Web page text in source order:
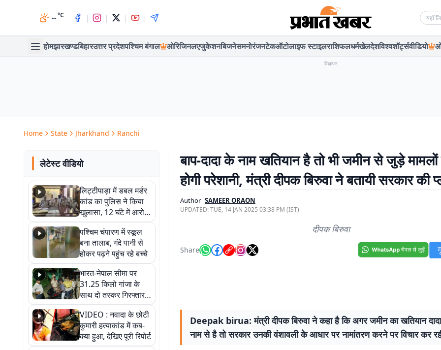
--°C | | | |
होमझारखण्डबिहारउत्तर प्रदेशपश्चिम बंगाल ओरिजिनलएजुकेशनबिजनेसमनोरंजनटेकऑटोलाइफ स्टाइलराशिफलधर्मखेलदेशविश्वशॉर्ट्सवीडियो
विज्ञापन
Home State Jharkhand Ranchi
लेटेस्ट वीडियो
लिट्टीपाड़ा में डबल मर्डर
कांड का पुलिस ने किया
खुलासा, 12 घंटे में आरोपी
गिरफ्तार
पश्चिम चंपारण में स्कूल
बना तालाब, गंदे पानी से
होकर पढ़ने पहुंच रहे बच्चे
भारत-नेपाल सीमा पर
31.25 किलो गांजा के
साथ दो तस्कर गिरफ्तार,
नेपाली नंबर की बाइक
जब्त
VIDEO : नवादा के छोटी
कुमारी हत्याकांड में कब-
क्या हुआ, देखिए पूरी रिपोर्ट
बाप-दादा के नाम खतियान है तो भी जमीन से जुड़े
होगी परेशानी, मंत्री दीपक बिरुवा ने बतायी सरकार की
Author SAMEER ORAON
UPDATED:TUE, 14 JAN 2025 03:38 PM (IST)
दीपक बिरुवा
Share
Deepak birua: मंत्री दीपक बिरुवा ने कहा है कि अगर जमीन का खतियान
नाम से है तो सरकार उनकी वंशावली के आधार पर नामांतरण करने पर विचार कर